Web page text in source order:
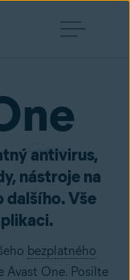
antivirus,
nástroje na
dalšího. Vše
bezplatného
Avast One. Posilte